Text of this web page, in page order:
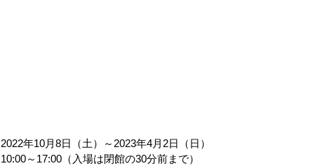
	2022年10月8日（土）～2023年4月2日（日）
	10:00～17:00（入場は閉館の30分前まで）